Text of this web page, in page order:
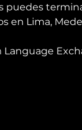
puedes
en Lima,
Language